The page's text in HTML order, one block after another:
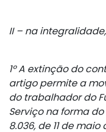
II – na
1º A extinção do
artigo permite a
do trabalhador do
Serviço na forma
8.036, de 11 de